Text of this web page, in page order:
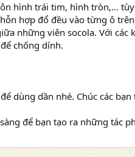
hình trái tim, hình tròn,…
hợp đổ đều vào từng ô
những viên socola. Với các
chống dính.
dùng dần nhé. Chúc các
để bạn tạo ra những tác